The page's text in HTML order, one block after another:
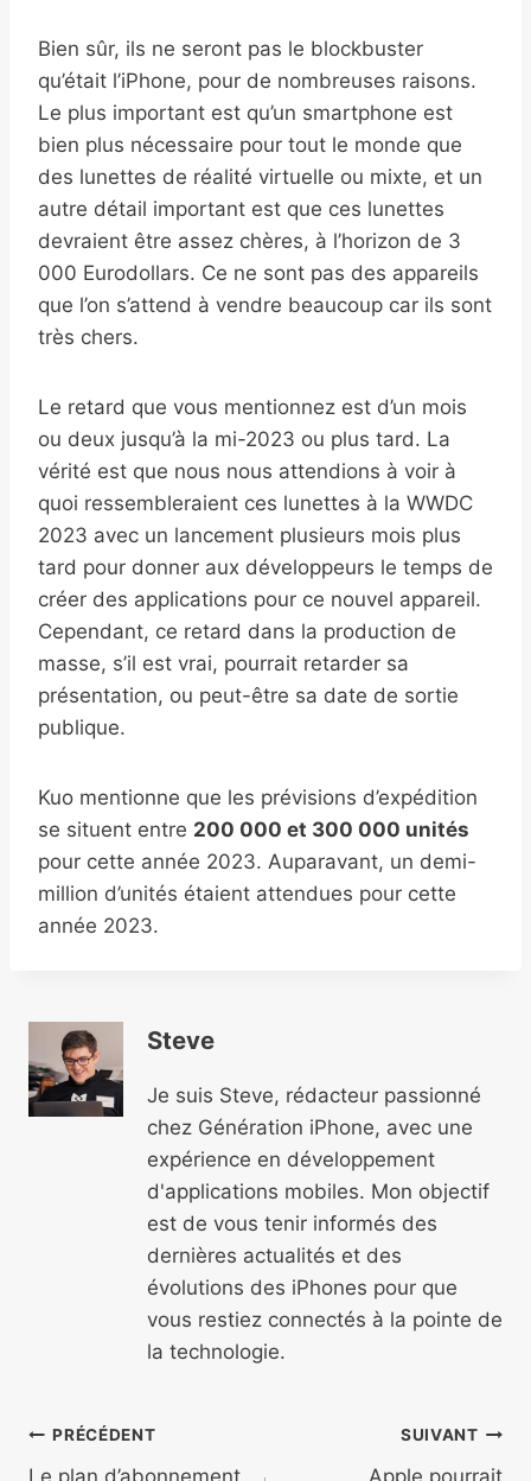
Bien sûr, ils ne seront pas le blockbuster
qu’était l’iPhone, pour de nombreuses raisons.
Le plus important est qu’un smartphone est
bien plus nécessaire pour tout le monde que
des lunettes de réalité virtuelle ou mixte, et un
autre détail important est que ces lunettes
devraient être assez chères, à l’horizon de 3
000 Eurodollars. Ce ne sont pas des appareils
que l’on s’attend à vendre beaucoup car ils sont
très chers.
Le retard que vous mentionnez est d’un mois
ou deux jusqu’à la mi-2023 ou plus tard. La
vérité est que nous nous attendions à voir à
quoi ressembleraient ces lunettes à la WWDC
2023 avec un lancement plusieurs mois plus
tard pour donner aux développeurs le temps de
créer des applications pour ce nouvel appareil.
Cependant, ce retard dans la production de
masse, s’il est vrai, pourrait retarder sa
présentation, ou peut-être sa date de sortie
publique.
Kuo mentionne que les prévisions d’expédition
se situent entre 200 000 et 300 000 unités
pour cette année 2023. Auparavant, un demi-
million d’unités étaient attendues pour cette
année 2023.
Steve
Je suis Steve, rédacteur passionné
chez Génération iPhone, avec une
expérience en développement
d'applications mobiles. Mon objectif
est de vous tenir informés des
dernières actualités et des
évolutions des iPhones pour que
vous restiez connectés à la pointe de
la technologie.
Navigation
PRÉCÉDENT
Le plan d’abonnement
SUIVANT
Apple pourrait